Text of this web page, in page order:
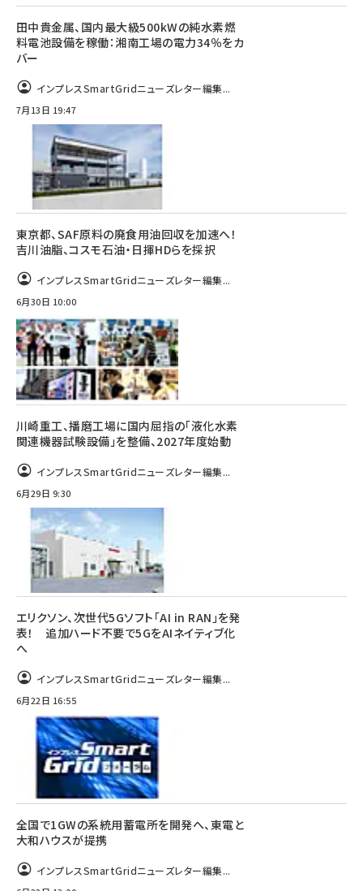
田中貴金属、国内最大級500kWの純水素燃
料電池設備を稼働：湘南工場の電力34％をカ
バー
インプレスSmartGridニューズレター編集...
7月13日 19:47
東京都、SAF原料の廃食用油回収を加速へ！
吉川油脂、コスモ石油・日揮HDらを採択
インプレスSmartGridニューズレター編集...
6月30日 10:00
川崎重工、播磨工場に国内屈指の「液化水素
関連機器試験設備」を整備、2027年度始動
インプレスSmartGridニューズレター編集...
6月29日 9:30
エリクソン、次世代5Gソフト「AI in RAN」を発
表！ 追加ハード不要で5GをAIネイティブ化
へ
インプレスSmartGridニューズレター編集...
6月22日 16:55
全国で1GWの系統用蓄電所を開発へ、東電と
大和ハウスが提携
インプレスSmartGridニューズレター編集...